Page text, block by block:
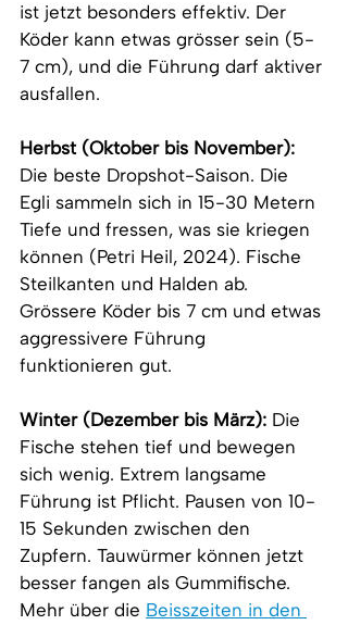
ist jetzt besonders effektiv. Der
Köder kann etwas grösser sein (5-
7 cm), und die Führung darf aktiver
ausfallen.
Herbst (Oktober bis November):
Die beste Dropshot-Saison. Die
Egli sammeln sich in 15-30 Metern
Tiefe und fressen, was sie kriegen
können (Petri Heil, 2024). Fische
Steilkanten und Halden ab.
Grössere Köder bis 7 cm und etwas
aggressivere Führung
funktionieren gut.
Winter (Dezember bis März): Die
Fische stehen tief und bewegen
sich wenig. Extrem langsame
Führung ist Pflicht. Pausen von 10-
15 Sekunden zwischen den
Zupfern. Tauwürmer können jetzt
besser fangen als Gummifische.
Mehr über die Beisszeiten in den